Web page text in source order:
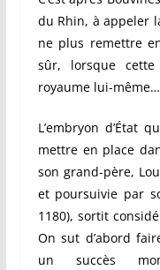
du Rhin, à appeler
ne plus remettre
sûr, lorsque
royaume lui-même…
L’embryon d’État
mettre en place
son grand-père,
et poursuivie par
1180), sortit
On sut d’abord
un succès